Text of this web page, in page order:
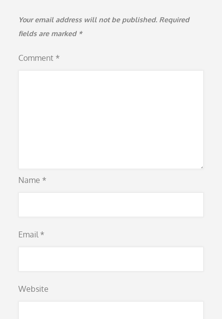
Your email address will not be published. Required
fields are marked *
Comment *
Name *
Email *
Website